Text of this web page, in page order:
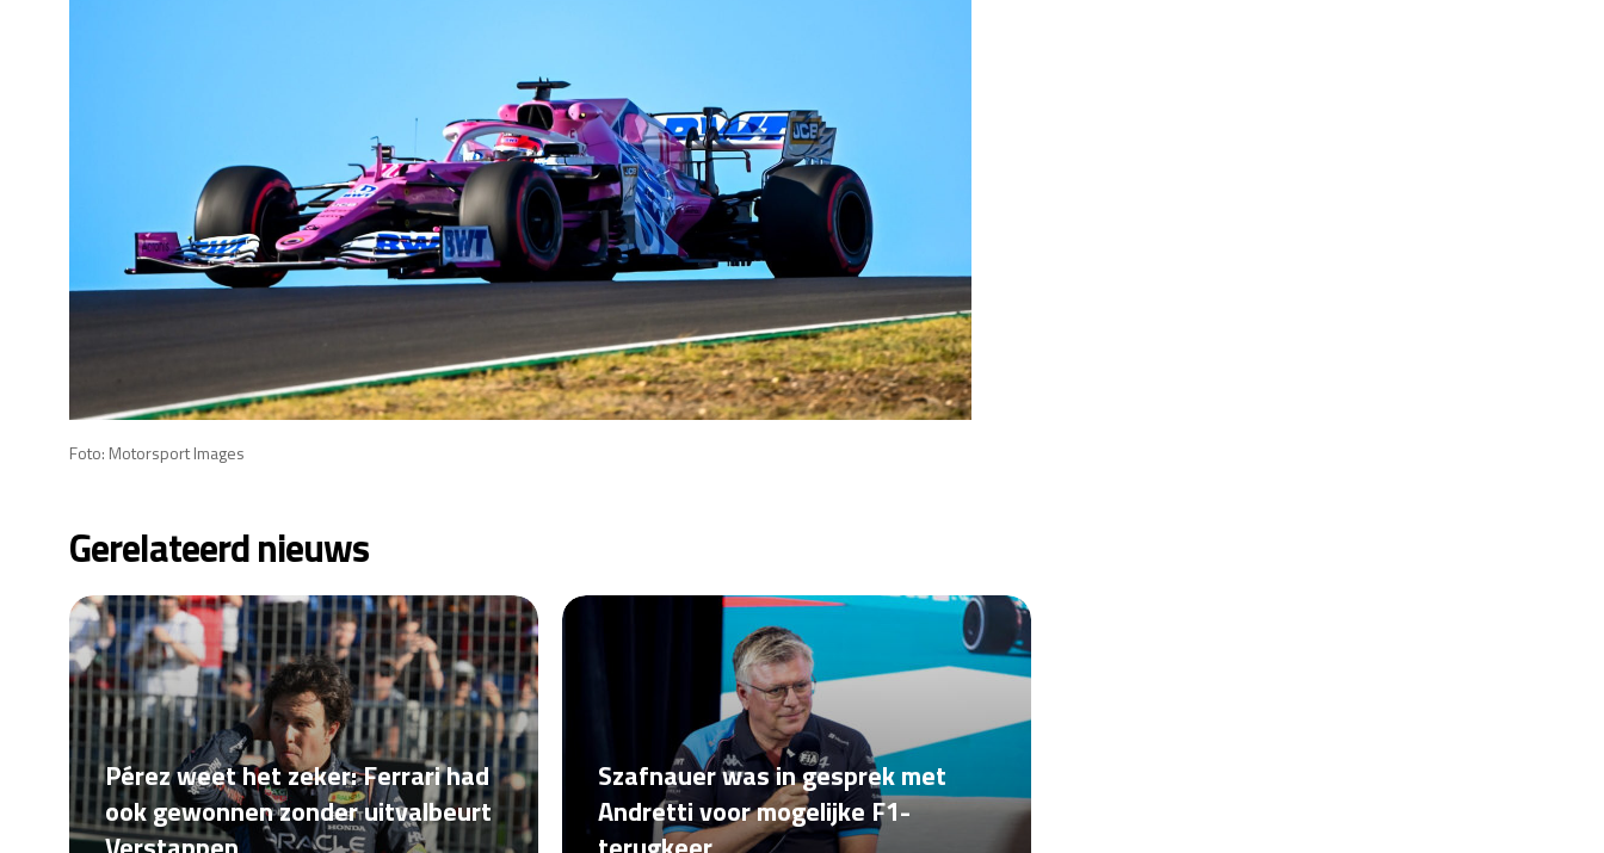
Foto: Motorsport Images
Gerelateerd nieuws
Pérez weet het zeker: Ferrari had
ook gewonnen zonder uitvalbeurt
Szafnauer was in gesprek met
Andretti voor mogelijke F1-